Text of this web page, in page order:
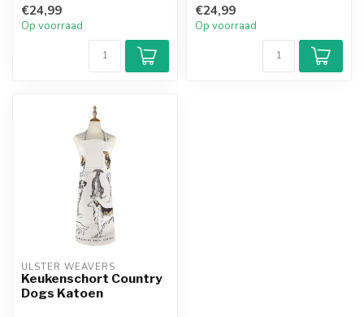
€24,99
Op voorraad
€24,99
Op voorraad
ULSTER WEAVERS
Keukenschort Country
Dogs Katoen